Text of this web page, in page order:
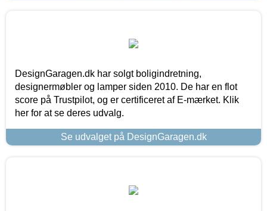
DesignGaragen.dk har solgt boligindretning,
designermøbler og lamper siden 2010. De har en flot
score på Trustpilot, og er certificeret af E-mærket. Klik
her for at se deres udvalg.
Se udvalget på DesignGaragen.dk